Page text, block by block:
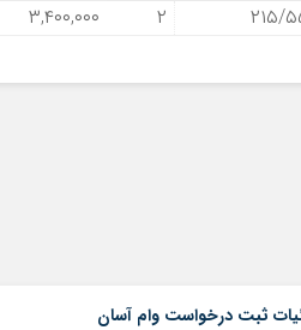
۲ ۳,۴۰۰,۰۰۰
ثبت درخواست وام آسان